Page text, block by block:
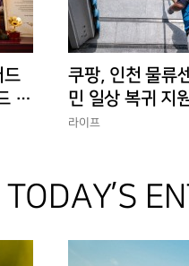
드
경
쿠팡, 인천 물류
민 일상 복귀 지
에 총력”
라이프
TODAY’S